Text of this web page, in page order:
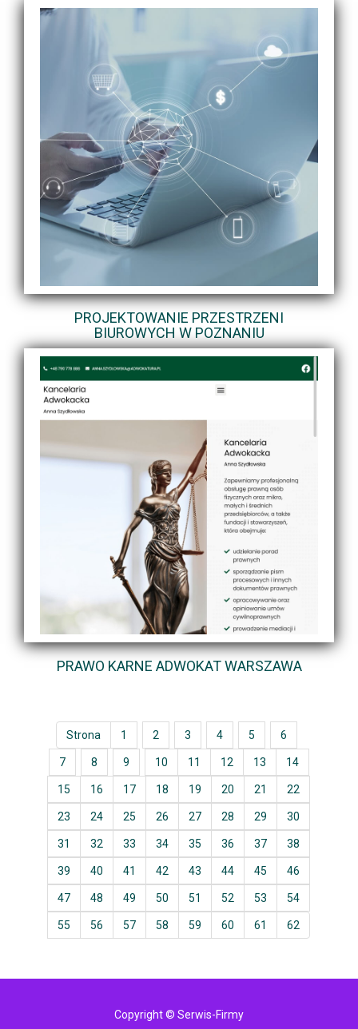
PROJEKTOWANIE PRZESTRZENI
BIUROWYCH W POZNANIU
PRAWO KARNE ADWOKAT WARSZAWA
Strona 1 2 3 4 5 6
7 8 9 10 11 12 13 14
15 16 17 18 19 20 21 22
23 24 25 26 27 28 29 30
31 32 33 34 35 36 37 38
39 40 41 42 43 44 45 46
47 48 49 50 51 52 53 54
55 56 57 58 59 60 61 62
Copyright © Serwis-Firmy